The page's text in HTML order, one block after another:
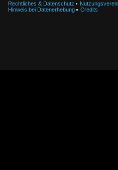
Rechtliches & Datenschutz
Hinweis bei Datenerhebung
Credits